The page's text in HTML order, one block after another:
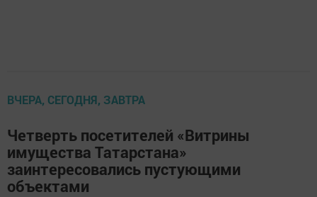
ВЧЕРА, СЕГОДНЯ, ЗАВТРА
Четверть посетителей «Витрины
имущества Татарстана»
заинтересовались пустующими
объектами